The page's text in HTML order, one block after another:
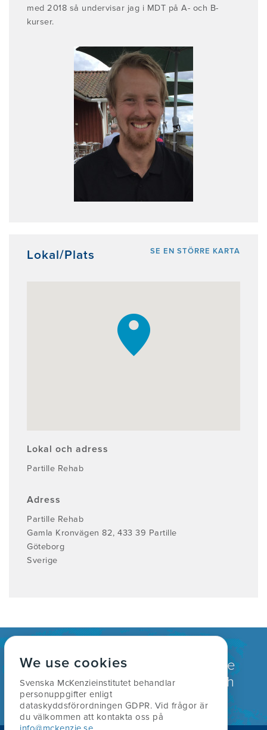
med 2018 så undervisar jag i MDT på A- och B-
kurser.
Lokal/Plats SE EN STÖRRE KARTA
Lokal och adress
Partille Rehab
Adress
Partille Rehab
Gamla Kronvägen 82, 433 39 Partille
Göteborg
Sverige
Globalt erkänd som en ledande
behandling för rygg, nacke och
ledbesvär.
We use cookies
Svenska McKenzieinstitutet behandlar
personuppgifter enligt
dataskyddsförordningen GDPR. Vid frågor är
du välkommen att kontakta oss på